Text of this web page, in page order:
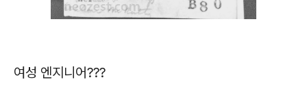
여성 엔지니어???